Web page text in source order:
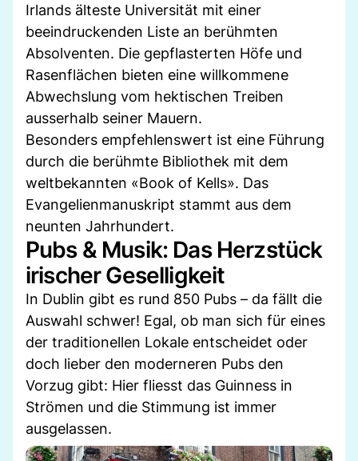
Irlands älteste Universität mit einer
beeindruckenden Liste an berühmten
Absolventen. Die gepflasterten Höfe und
Rasenflächen bieten eine willkommene
Abwechslung vom hektischen Treiben
ausserhalb seiner Mauern.
Besonders empfehlenswert ist eine Führung
durch die berühmte Bibliothek mit dem
weltbekannten «Book of Kells». Das
Evangelienmanuskript stammt aus dem
neunten Jahrhundert.
Pubs & Musik: Das Herzstück
irischer Geselligkeit
In Dublin gibt es rund 850 Pubs – da fällt die
Auswahl schwer! Egal, ob man sich für eines
der traditionellen Lokale entscheidet oder
doch lieber den moderneren Pubs den
Vorzug gibt: Hier fliesst das Guinness in
Strömen und die Stimmung ist immer
ausgelassen.